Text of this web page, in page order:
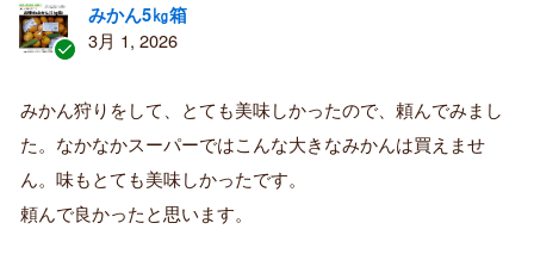
証
済
み
購
者
みかん5㎏箱
3月 1, 2026
みかん狩りをして、とても美味しかったので、頼んでみまし
た。なかなかスーパーではこんな大きなみかんは買えませ
ん。味もとても美味しかったです。
頼んで良かったと思います。